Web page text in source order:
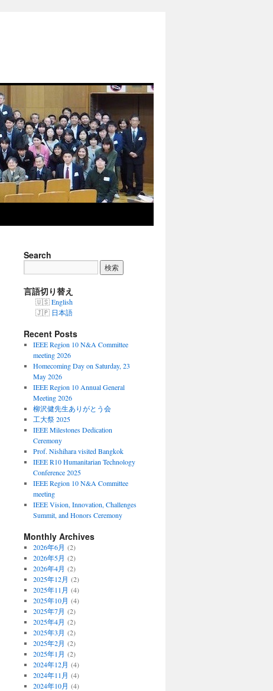
Search
言語切り替え
English
日本語
Recent Posts
IEEE Region 10 N&A Committee
meeting 2026
Homecoming Day on Saturday, 23
May 2026
IEEE Region 10 Annual General
Meeting 2026
柳沢健先生ありがとう会
工大祭 2025
IEEE Milestones Dedication
Ceremony
Prof. Nishihara visited Bangkok
IEEE R10 Humanitarian Technology
Conference 2025
IEEE Region 10 N&A Committee
meeting
IEEE Vision, Innovation, Challenges
Summit, and Honors Ceremony
Monthly Archives
2026年6月 (2)
2026年5月 (2)
2026年4月 (2)
2025年12月 (2)
2025年11月 (4)
2025年10月 (4)
2025年7月 (2)
2025年4月 (2)
2025年3月 (2)
2025年2月 (2)
2025年1月 (2)
2024年12月 (4)
2024年11月 (4)
2024年10月 (4)